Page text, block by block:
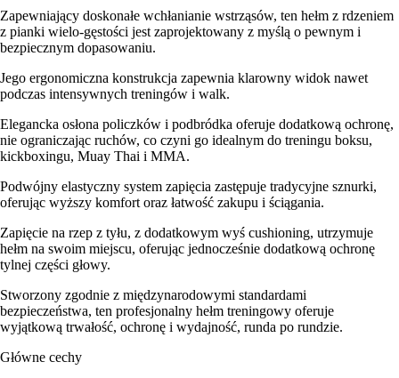
Zapewniający doskonałe wchłanianie wstrząsów, ten hełm z rdzeniem
z pianki wielo-gęstości jest zaprojektowany z myślą o pewnym i
bezpiecznym dopasowaniu.
Jego ergonomiczna konstrukcja zapewnia klarowny widok nawet
podczas intensywnych treningów i walk.
Elegancka osłona policzków i podbródka oferuje dodatkową ochronę,
nie ograniczając ruchów, co czyni go idealnym do treningu boksu,
kickboxingu, Muay Thai i MMA.
Podwójny elastyczny system zapięcia zastępuje tradycyjne sznurki,
oferując wyższy komfort oraz łatwość zakupu i ściągania.
Zapięcie na rzep z tyłu, z dodatkowym wyś cushioning, utrzymuje
hełm na swoim miejscu, oferując jednocześnie dodatkową ochronę
tylnej części głowy.
Stworzony zgodnie z międzynarodowymi standardami
bezpieczeństwa, ten profesjonalny hełm treningowy oferuje
wyjątkową trwałość, ochronę i wydajność, runda po rundzie.
Główne cechy